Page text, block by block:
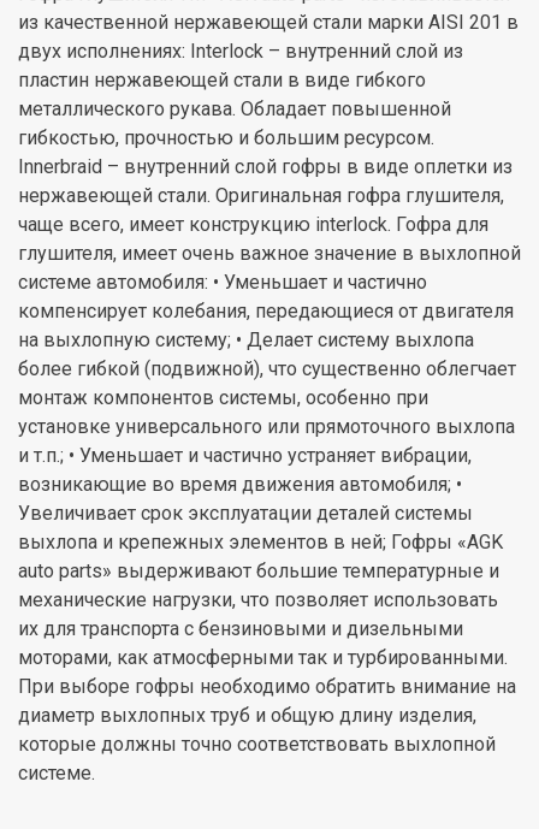
из качественной нержавеющей стали марки AISI 201 в
двух исполнениях: Interlock – внутренний слой из
пластин нержавеющей стали в виде гибкого
металлического рукава. Обладает повышенной
гибкостью, прочностью и большим ресурсом.
Innerbraid – внутренний слой гофры в виде оплетки из
нержавеющей стали. Оригинальная гофра глушителя,
чаще всего, имеет конструкцию interlock. Гофра для
глушителя, имеет очень важное значение в выхлопной
системе автомобиля: • Уменьшает и частично
компенсирует колебания, передающиеся от двигателя
на выхлопную систему; • Делает систему выхлопа
более гибкой (подвижной), что существенно облегчает
монтаж компонентов системы, особенно при
установке универсального или прямоточного выхлопа
и т.п.; • Уменьшает и частично устраняет вибрации,
возникающие во время движения автомобиля; •
Увеличивает срок эксплуатации деталей системы
выхлопа и крепежных элементов в ней; Гофры «AGK
auto parts» выдерживают большие температурные и
механические нагрузки, что позволяет использовать
их для транспорта с бензиновыми и дизельными
моторами, как атмосферными так и турбированными.
При выборе гофры необходимо обратить внимание на
диаметр выхлопных труб и общую длину изделия,
которые должны точно соответствовать выхлопной
системе.